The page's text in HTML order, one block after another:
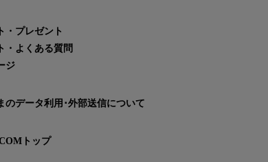
・プレゼント
・よくある質問
ジ
のデータ利用･外部送信について
トップ